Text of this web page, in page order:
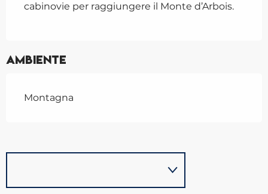
cabinovie per raggiungere il Monte d’Arbois.
Ambiente
Montagna